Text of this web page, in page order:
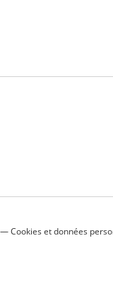
Cookies et données